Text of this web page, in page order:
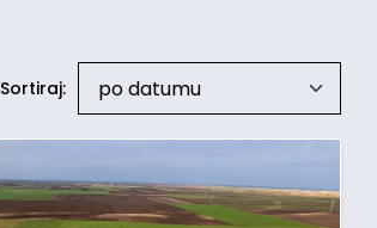
Sortiraj: po datumu